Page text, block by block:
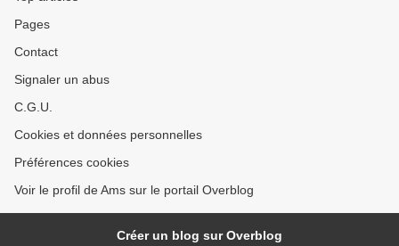
Pages
Contact
Signaler un abus
C.G.U.
Cookies et données personnelles
Préférences cookies
Voir le profil de Ams sur le portail Overblog
Créer un blog sur Overblog